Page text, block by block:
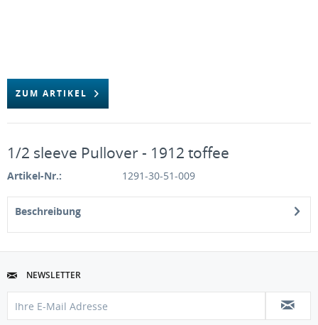
ZUM ARTIKEL
1/2 sleeve Pullover - 1912 toffee
Artikel-Nr.: 1291-30-51-009
Beschreibung
NEWSLETTER